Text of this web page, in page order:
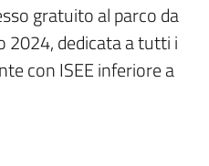
gratuito al parco da
2024, dedicata a tutti i
con ISEE inferiore a